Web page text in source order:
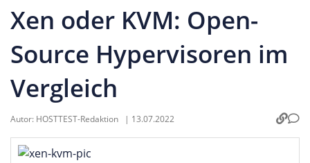
Xen oder KVM: Open-
Source Hypervisoren im
Vergleich
Autor: HOSTTEST-Redaktion | 13.07.2022